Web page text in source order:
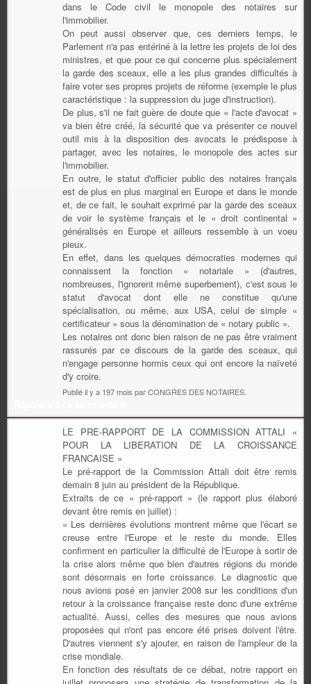
dans le Code civil le monopole des notaires sur
l'immobilier.
On peut aussi observer que, ces derniers temps, le
Parlement n'a pas entériné à la lettre les projets de loi des
ministres, et que pour ce qui concerne plus spécialement
la garde des sceaux, elle a les plus grandes difficultés à
faire voter ses propres projets de réforme (exemple le plus
caractéristique : la suppression du juge d'instruction).
De plus, s'il ne fait guère de doute que « l'acte d'avocat »
va bien être créé, la sécurité que va présenter ce nouvel
outil mis à la disposition des avocats le prédispose à
partager, avec les notaires, le monopole des actes sur
l'immobilier.
En outre, le statut d'officier public des notaires français
est de plus en plus marginal en Europe et dans le monde
et, de ce fait, le souhait exprimé par la garde des sceaux
de voir le système français et le « droit continental »
généralisés en Europe et ailleurs ressemble à un voeu
pieux.
En effet, dans les quelques démocraties modernes qui
connaissent la fonction « notariale » (d'autres,
nombreuses, l'ignorent même superbement), c'est sous le
statut d'avocat dont elle ne constitue qu'une
spécialisation, ou même, aux USA, celui de simple «
certificateur » sous la dénomination de « notary public ».
Les notaires ont donc bien raison de ne pas être vraiment
rassurés par ce discours de la garde des sceaux, qui
n'engage personne hormis ceux qui ont encore la naïveté
d'y croire.
Publié il y a 197 mois par CONGRES DES NOTAIRES.
LE PRE-RAPPORT DE LA COMMISSION ATTALI «
POUR LA LIBERATION DE LA CROISSANCE
FRANCAISE »
Le pré-rapport de la Commission Attali doit être remis
demain 8 juin au président de la République.
Extraits de ce « pré-rapport » (le rapport plus élaboré
devant être remis en juillet) :
« Les dernières évolutions montrent même que l'écart se
creuse entre l'Europe et le reste du monde. Elles
confirment en particulier la difficulté de l'Europe à sortir de
la crise alors même que bien d'autres régions du monde
sont désormais en forte croissance. Le diagnostic que
nous avions posé en janvier 2008 sur les conditions d'un
retour à la croissance française reste donc d'une extrême
actualité. Aussi, celles des mesures que nous avions
proposées qui n'ont pas encore été prises doivent l'être.
D'autres viennent s'y ajouter, en raison de l'ampleur de la
crise mondiale.
En fonction des résultats de ce débat, notre rapport en